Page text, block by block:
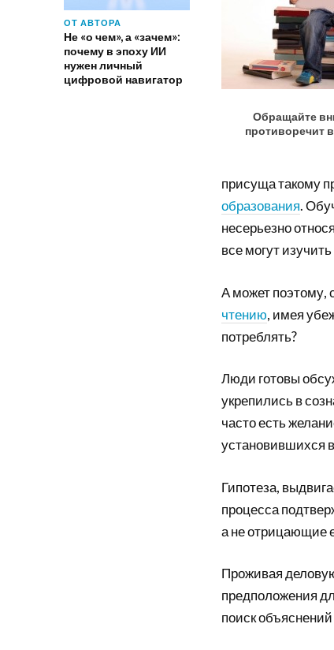
ОТ АВТОРА
Не «о чем», а «зачем»:
почему в эпоху ИИ
нужен личный
цифровой навигатор
Обращайте
противоречит
присуща такому
образования.
несерьезно
все могут
А может поэтому,
чтению, имея
потреблять?
Люди готовы
укрепились в
часто есть
установившихся
Гипотеза,
процесса
а не отрицающие
Проживая
предположения
поиск